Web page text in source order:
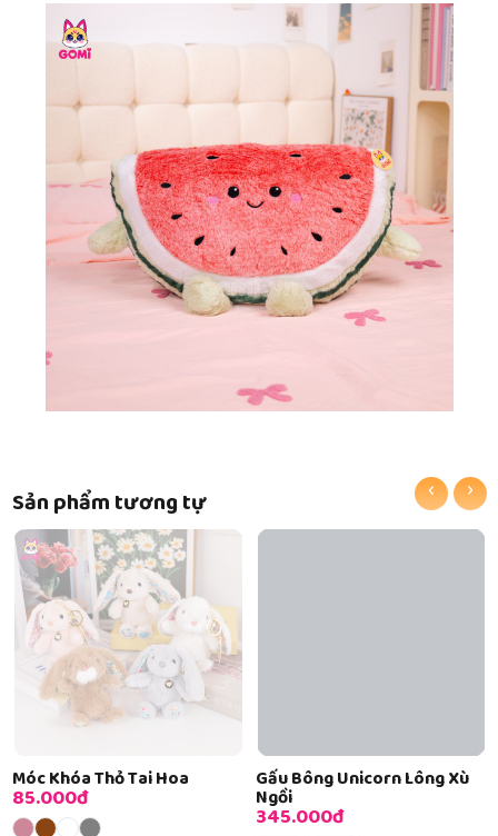
Sản phẩm tương tự
Móc Khóa Thỏ Tai Hoa
85.000đ
Gấu Bông Unicorn Lông Xù
Ngồi
345.000đ
‹ ›